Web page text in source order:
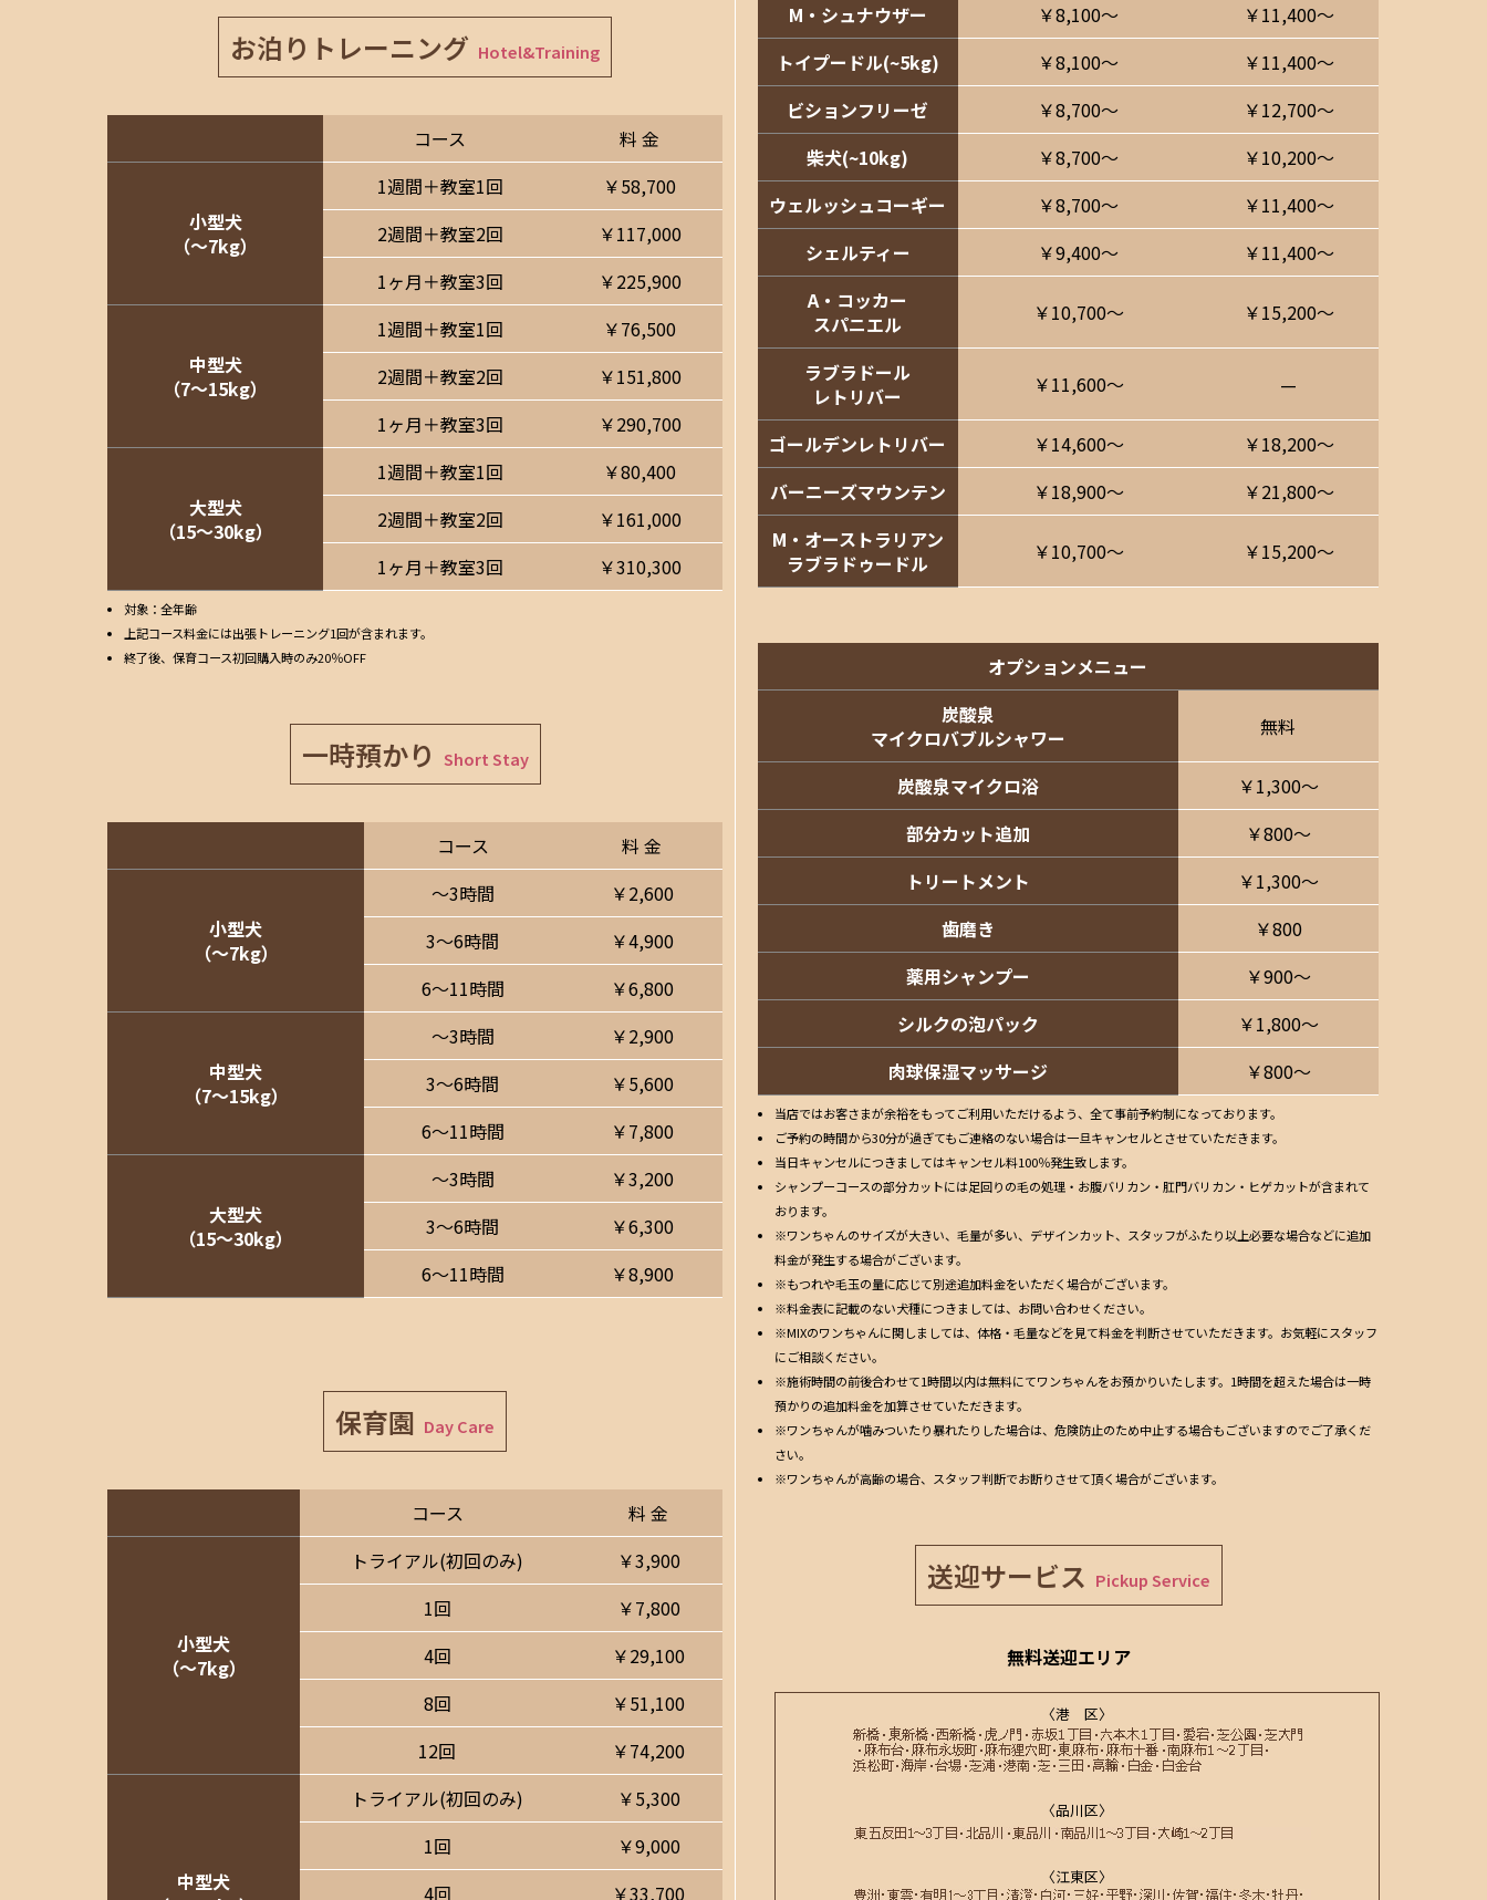
お泊りトレーニング Hotel&Training
コース 料 金
小型犬
（〜7kg）
1週間＋教室1回
￥58,700
2週間＋教室2回
￥117,000
1ヶ月＋教室3回
￥225,900
中型犬
（7〜15kg）
1週間＋教室1回
￥76,500
2週間＋教室2回
￥151,800
1ヶ月＋教室3回
￥290,700
大型犬
（15〜30kg）
1週間＋教室1回
￥80,400
2週間＋教室2回
￥161,000
1ヶ月＋教室3回
￥310,300
対象：全年齢
上記コース料金には出張トレーニング1回が含まれます。
終了後、保育コース初回購入時のみ20％OFF
一時預かり Short Stay
コース 料 金
小型犬
（〜7kg）
〜3時間
￥2,600
3〜6時間
￥4,900
6〜11時間
￥6,800
中型犬
（7〜15kg）
〜3時間
￥2,900
3〜6時間
￥5,600
6〜11時間
￥7,800
大型犬
（15〜30kg）
〜3時間
￥3,200
3〜6時間
￥6,300
6〜11時間
￥8,900
保育園 Day Care
コース 料 金
小型犬
（〜7kg）
トライアル(初回のみ)
￥3,900
1回
￥7,800
4回
￥29,100
8回
￥51,100
12回
￥74,200
中型犬
トライアル(初回のみ)
￥5,300
1回
￥9,000
4回
￥33,700
M・シュナウザー
￥8,100〜
￥11,400〜
トイプードル(~5kg)
￥8,100〜
￥11,400〜
ビションフリーゼ
￥8,700〜
￥12,700〜
柴犬(~10kg)
￥8,700〜
￥10,200〜
ウェルッシュコーギー
￥8,700〜
￥11,400〜
シェルティー
￥9,400〜
￥11,400〜
A・コッカー
スパニエル
￥10,700〜 ￥15,200〜
ラブラドール
レトリバー
￥11,600〜 —
ゴールデンレトリバー ￥14,600〜
￥18,200〜
バーニーズマウンテン
￥18,900〜
￥21,800〜
M・オーストラリアン
ラブラドゥードル
￥10,700〜 ￥15,200〜
オプションメニュー
炭酸泉
マイクロバブルシャワー
無料
炭酸泉マイクロ浴
￥1,300～
部分カット追加
￥800〜
トリートメント
￥1,300～
歯磨き
￥800
薬用シャンプー
￥900〜
シルクの泡パック
￥1,800〜
肉球保湿マッサージ
￥800〜
当店ではお客さまが余裕をもってご利用いただけるよう、全て事前予約制になっております。
ご予約の時間から30分が過ぎてもご連絡のない場合は一旦キャンセルとさせていただきます。
当日キャンセルにつきましてはキャンセル料100％発生致します。
シャンプーコースの部分カットには足回りの毛の処理・お腹バリカン・肛門バリカン・ヒゲカットが含まれて
おります。
※ワンちゃんのサイズが大きい、毛量が多い、デザインカット、スタッフがふたり以上必要な場合などに追加
料金が発生する場合がございます。
※もつれや毛玉の量に応じて別途追加料金をいただく場合がございます。
※料金表に記載のない犬種につきましては、お問い合わせください。
※MIXのワンちゃんに関しましては、体格・毛量などを見て料金を判断させていただきます。お気軽にスタッフ
にご相談ください。
※施術時間の前後合わせて1時間以内は無料にてワンちゃんをお預かりいたします。1時間を超えた場合は一時
預かりの追加料金を加算させていただきます。
※ワンちゃんが噛みついたり暴れたりした場合は、危険防止のため中止する場合もございますのでご了承くだ
さい。
※ワンちゃんが高齢の場合、スタッフ判断でお断りさせて頂く場合がございます。
送迎サービス Pickup Service
無料送迎エリア
〈港 区〉
〈品川区〉
〈江東区〉